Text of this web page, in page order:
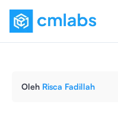
Oleh Risca Fadillah